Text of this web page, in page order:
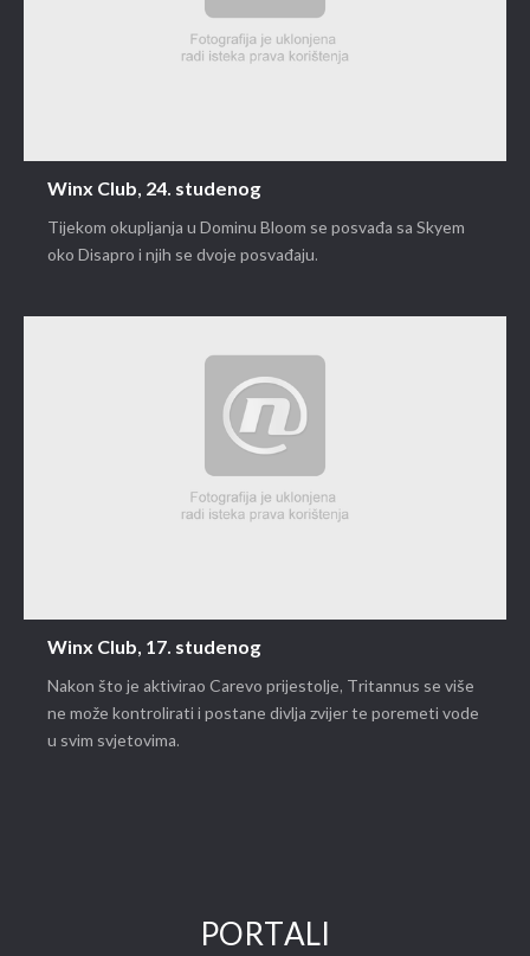
Winx Club, 24. studenog
Tijekom okupljanja u Dominu Bloom se posvađa sa Skyem
oko Disapro i njih se dvoje posvađaju.
Winx Club, 17. studenog
Nakon što je aktivirao Carevo prijestolje, Tritannus se više
ne može kontrolirati i postane divlja zvijer te poremeti vode
u svim svjetovima.
PORTALI